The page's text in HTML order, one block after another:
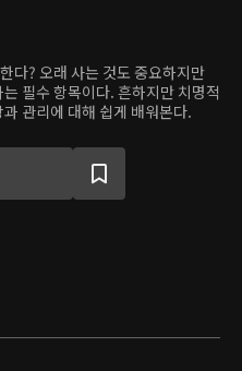
다? 오래 사는 것도 중요하지만
필수 항목이다. 흔하지만 치명적
관리에 대해 쉽게 배워본다.